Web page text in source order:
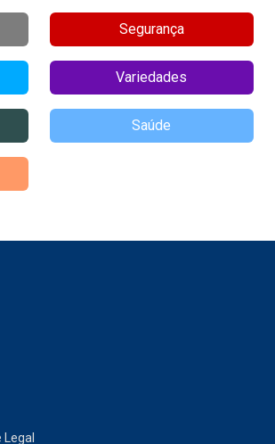
Segurança
Variedades
Saúde
Legal